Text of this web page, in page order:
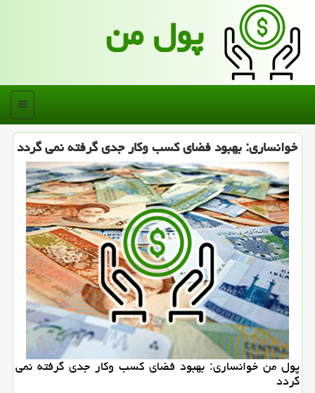
پول من
منو
خوانساری: بهبود فضای كسب وكار جدی گرفته نمی گردد
پول من خوانساری: بهبود فضای كسب وكار جدی گرفته نمی
گردد